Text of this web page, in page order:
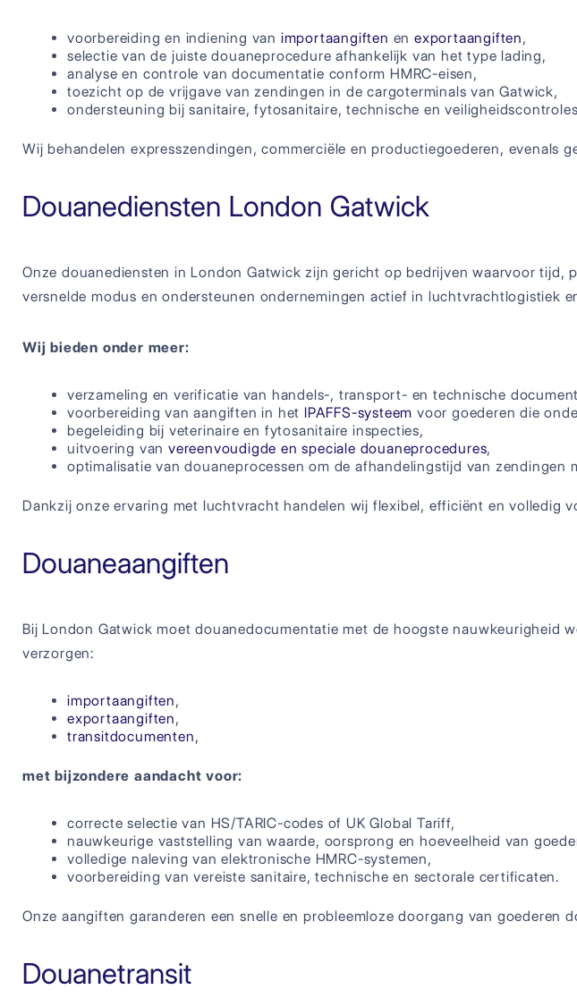
voorbereiding en indiening van importaangiften enexportaangiften,
selectie van de juiste douaneprocedure afhankelijk van het type lading,
analyse en controle van documentatie conform HMRC-eisen,
toezicht op de vrijgave van zendingen in de cargoterminals van Gatwick,
ondersteuning bij sanitaire, fytosanitaire, technische en
Wij behandelen expresszendingen, commerciële en productiegoederen, evenals
Douanediensten London Gatwick
Onze douanediensten in London Gatwick zijn gericht op bedrijven waarvoor
versnelde modus en ondersteunen ondernemingen actief in luchtvrachtlogistiek
Wij bieden onder meer:
verzameling en verificatie van handels-, transport- en technische
voorbereiding van aangiften in hetIPAFFS-systeem voor goederen die
begeleiding bij veterinaire en fytosanitaire inspecties,
uitvoering vanvereenvoudigde en speciale douaneprocedures,
optimalisatie van douaneprocessen om de afhandelingstijd van zendingen
Dankzij onze ervaring met luchtvracht handelen wij flexibel, efficiënt en volledig
Douaneaangiften
Bij London Gatwick moet douanedocumentatie met de hoogste nauwkeurigheid
verzorgen:
importaangiften,
exportaangiften,
transitdocumenten,
met bijzondere aandacht voor:
correcte selectie van HS/TARIC-codes of UK Global Tariff,
nauwkeurige vaststelling van waarde, oorsprong en hoeveelheid van
volledige naleving van elektronische HMRC-systemen,
voorbereiding van vereiste sanitaire, technische en sectorale certificaten.
Onze aangiften garanderen een snelle en probleemloze doorgang van goederen
Douanetransit